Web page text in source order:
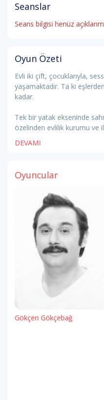
Seanslar
Seans bilgisi henüz
Oyun Özeti
Evli iki çift, çocuklarıyla,
yaşamaktadır. Ta ki
kadar.
Tek bir yatak ekseninde
özelinden evlilik kurumu ve
DEVAMI
Oyuncular
Gökçen Gökçebağ